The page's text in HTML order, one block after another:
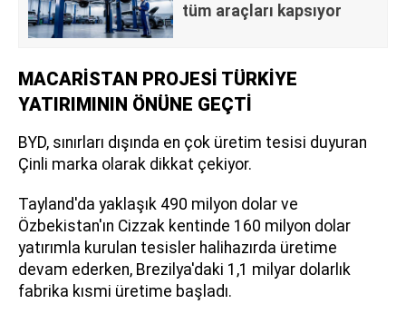
tüm araçları kapsıyor
MACARİSTAN PROJESİ TÜRKİYE
YATIRIMININ ÖNÜNE GEÇTİ
BYD, sınırları dışında en çok üretim tesisi duyuran
Çinli marka olarak dikkat çekiyor.
Tayland'da yaklaşık 490 milyon dolar ve
Özbekistan'ın Cizzak kentinde 160 milyon dolar
yatırımla kurulan tesisler halihazırda üretime
devam ederken, Brezilya'daki 1,1 milyar dolarlık
fabrika kısmi üretime başladı.